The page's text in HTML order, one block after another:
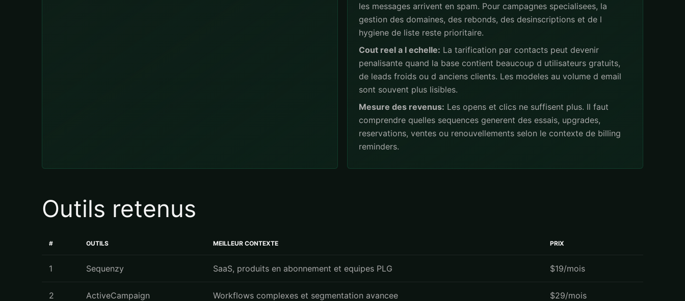
les messages arrivent en spam. Pour campagnes specialisees, la
gestion des domaines, des rebonds, des desinscriptions et de l
hygiene de liste reste prioritaire.
Cout reel a l echelle: La tarification par contacts peut devenir
penalisante quand la base contient beaucoup d utilisateurs gratuits,
de leads froids ou d anciens clients. Les modeles au volume d email
sont souvent plus lisibles.
Mesure des revenus: Les opens et clics ne suffisent plus. Il faut
comprendre quelles sequences generent des essais, upgrades,
reservations, ventes ou renouvellements selon le contexte de billing
reminders.
Outils retenus
# OUTILS MEILLEUR CONTEXTE PRIX
1 Sequenzy SaaS, produits en abonnement et equipes PLG $19/mois
2 ActiveCampaign Workflows complexes et segmentation avancee $29/mois